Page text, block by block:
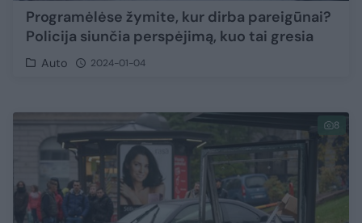
Programėlėse žymite, kur dirba pareigūnai?
Policija siunčia perspėjimą, kuo tai gresia
Auto 2024-01-04
8